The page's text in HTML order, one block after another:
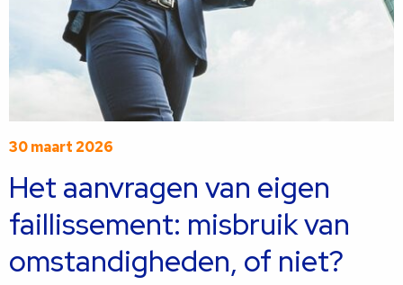
30 maart 2026
Het aanvragen van eigen
faillissement: misbruik van
omstandigheden, of niet?